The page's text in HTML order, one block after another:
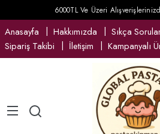
6000TL Ve Üzeri
Anasayfa Hakkımızda
Sıkça
Sipariş Takibi
İletişim Kampanyalı